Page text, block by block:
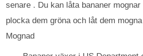
senare . Du kan låta bananer
plocka dem gröna och låt dem
Mognad